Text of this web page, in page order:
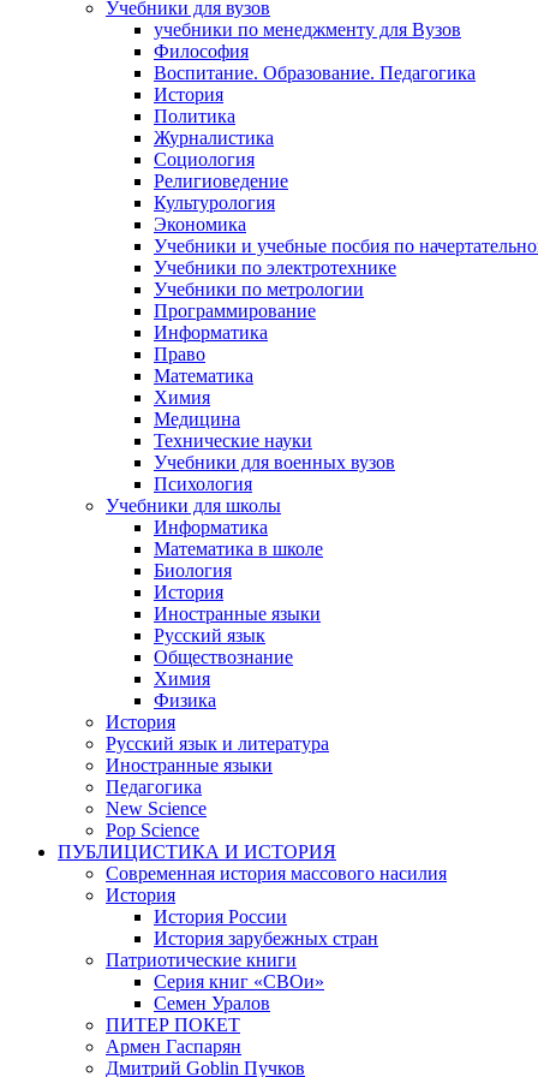
Учебники для вузов
учебники по менеджменту для Вузов
Философия
Воспитание. Образование. Педагогика
История
Политика
Журналистика
Социология
Религиоведение
Культурология
Экономика
Учебники и учебные посбия по
Учебники по электротехнике
Учебники по метрологии
Программирование
Информатика
Право
Математика
Химия
Медицина
Технические науки
Учебники для военных вузов
Психология
Учебники для школы
Информатика
Математика в школе
Биология
История
Иностранные языки
Русский язык
Обществознание
Химия
Физика
История
Русский язык и литература
Иностранные языки
Педагогика
New Science
Pop Science
ПУБЛИЦИСТИКА И ИСТОРИЯ
Современная история массового насилия
История
История России
История зарубежных стран
Патриотические книги
Серия книг «СВОи»
Семен Уралов
ПИТЕР ПОКЕТ
Армен Гаспарян
Дмитрий Goblin Пучков